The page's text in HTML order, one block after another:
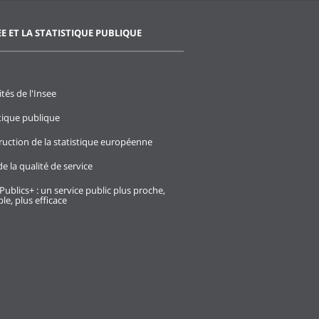
ET LA STATISTIQUE PUBLIQUE
de l'Insee
publique
de la statistique européenne
la qualité de service
: un service public plus proche,
plus efficace